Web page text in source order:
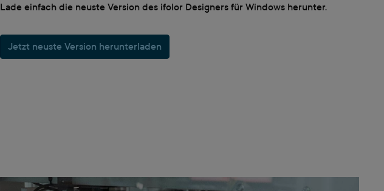
Lade einfach die neuste Version des ifolor Designers für Windows herunter.
Jetzt neuste Version herunterladen